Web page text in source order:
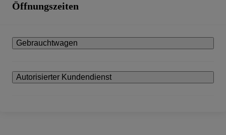
Öffnungszeiten
Gebrauchtwagen
Autorisierter Kundendienst